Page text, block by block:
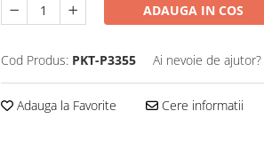
ADAUGA IN COS
Cod Produs: PKT-P3355 Ai nevoie de ajutor?
Adauga la Favorite Cere informatii